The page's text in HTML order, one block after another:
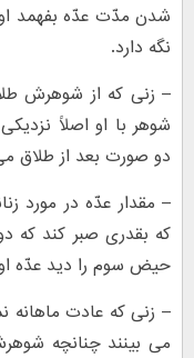
شدن مدّت عدّه بفهمد او
نگه دارد.
– زنى که از شوهرش
شوهر با او اصلاً
دو صورت بعد از طلاق
– مقدار عدّه در مورد
که بقدرى صبر کند که
حیض سوم را دید عدّه
– زنى که عادت ماهانه
مى بینند چنانچه